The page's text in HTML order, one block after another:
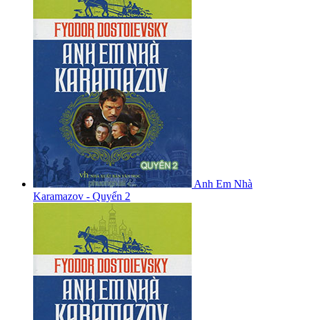
Anh Em Nhà
Karamazov - Quyển 2